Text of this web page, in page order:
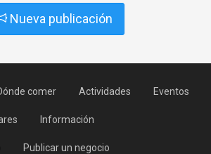
Nueva publicación
comer Actividades Eventos
Información
Publicar un negocio